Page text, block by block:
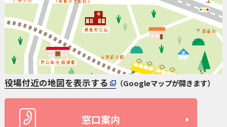
役場付近の地図を表示する （Googleマップが開きます）
窓口案内